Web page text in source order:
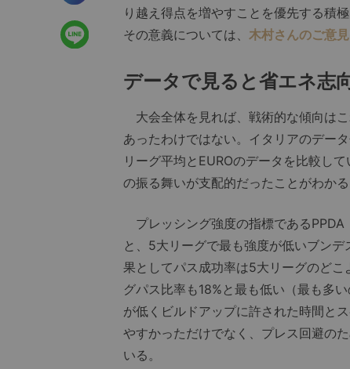
り越え得点を増やすことを優先する積
その意義については、 木村さんのご意見
データで見ると省エネ志
大会全体を見れば、戦術的な傾向は
あったわけではない。イタリアのデー
リーグ平均とEUROのデータを比較し
の振る舞いが支配的だったことがわかる
プレッシング強度の指標であるPPDA
と、5大リーグで最も強度が低いブン
果としてパス成功率は5大リーグのど
グパス比率も18%と最も低い（最も多
が低くビルドアップに許された時間と
やすかっただけでなく、プレス回避の
いる。